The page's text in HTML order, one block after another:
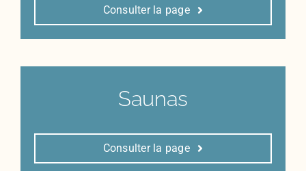
Consulter la page
Saunas
Consulter la page